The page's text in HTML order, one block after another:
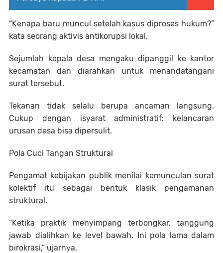
“Kenapa baru muncul setelah kasus diproses hukum?”
kata seorang aktivis antikorupsi lokal.
Sejumlah kepala desa mengaku dipanggil ke kantor
kecamatan dan diarahkan untuk menandatangani
surat tersebut.
Tekanan tidak selalu berupa ancaman langsung.
Cukup dengan isyarat administratif: kelancaran
urusan desa bisa dipersulit.
Pola Cuci Tangan Struktural
Pengamat kebijakan publik menilai kemunculan surat
kolektif itu sebagai bentuk klasik pengamanan
struktural.
“Ketika praktik menyimpang terbongkar, tanggung
jawab dialihkan ke level bawah. Ini pola lama dalam
birokrasi,” ujarnya.